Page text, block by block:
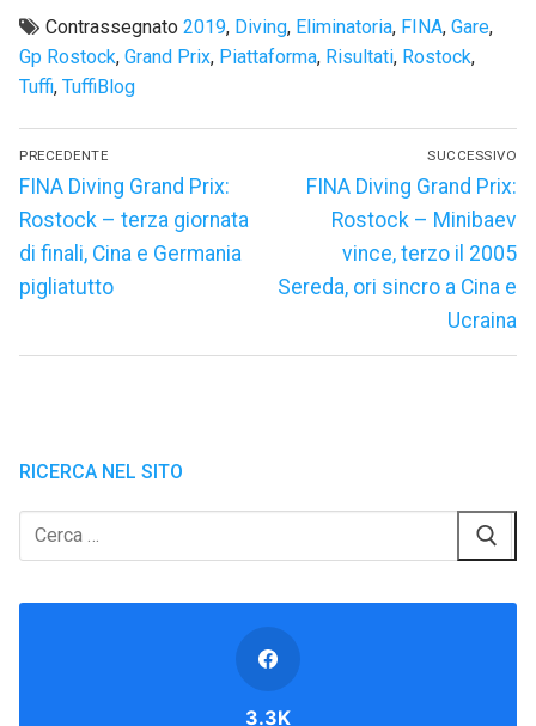
Contrassegnato 2019, Diving, Eliminatoria, FINA, Gare,
Gp Rostock, Grand Prix, Piattaforma, Risultati, Rostock,
Tuffi, TuffiBlog
Navigazione
articoli
PRECEDENTE
Articolo
precedente:
FINA Diving Grand Prix:
Rostock – terza giornata
di finali, Cina e Germania
pigliatutto
SUCCESSIVO
Articolo
successivo:
FINA Diving Grand Prix:
Rostock – Minibaev
vince, terzo il 2005
Sereda, ori sincro a Cina e
Ucraina
RICERCA NEL SITO
Cerca:
3.3K